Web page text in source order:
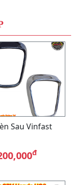
Sau Vinfast
đ